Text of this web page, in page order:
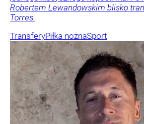
Robertem Lewandowskim blisko
Torres.
TransferyPiłka nożnaSport